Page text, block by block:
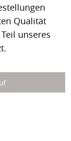
Qualität
unseres